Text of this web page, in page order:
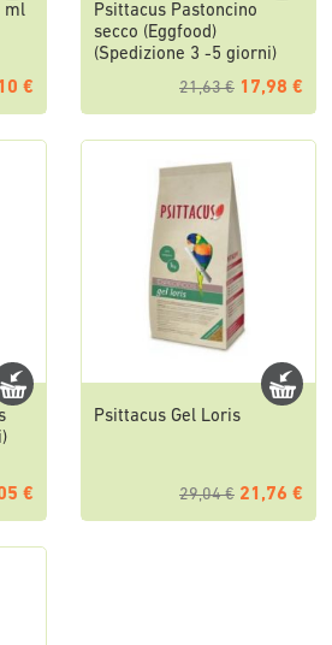
ml
€
Psittacus Pastoncino
secco (Eggfood)
(Spedizione 3 -5 giorni)
21,63 € 17,98 €
€
Psittacus Gel Loris
29,04 € 21,76 €